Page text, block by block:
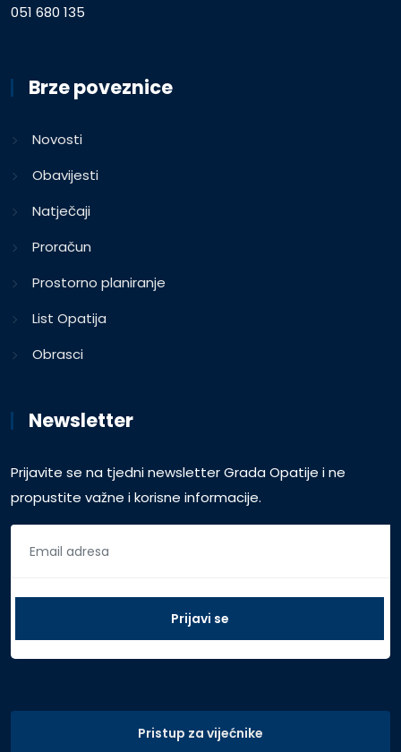
051 680 135
Brze poveznice
Novosti
Obavijesti
Natječaji
Proračun
Prostorno planiranje
List Opatija
Obrasci
Newsletter
Prijavite se na tjedni newsletter Grada Opatije i ne
propustite važne i korisne informacije.
Pristup za vijećnike